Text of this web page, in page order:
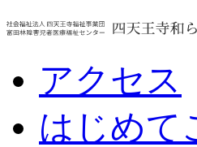
アクセス
はじめて